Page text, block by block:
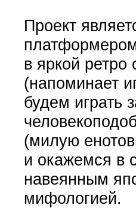
Проект
в яркой ретро
(напоминает
будем играть
(милую
и окажемся в
навеянным
мифологией.